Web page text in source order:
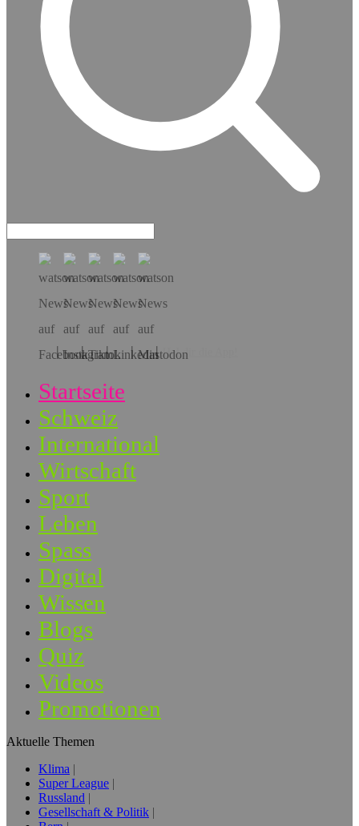
Hol dir die App!
Startseite
Schweiz
International
Wirtschaft
Sport
Leben
Spass
Digital
Wissen
Blogs
Quiz
Videos
Promotionen
Aktuelle Themen
Klima
Super League
Russland
Gesellschaft & Politik